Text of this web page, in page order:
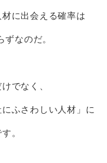
に出会える確率は
なのだ。
でなく、
にふさわしい人材」に
。